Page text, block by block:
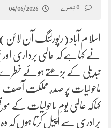
04/06/2026
اسلا م آباد (رپورٹنگ آن
نے کہاہے کہ عالمی برداری
تبدیلی کے بڑھتے ہوئے خطرے
ماحولیات پر صدرِ مملکت آصف
کہاکہ عالمی یومِ ماحولیات کے
برادری سے اپیل کرتا ہوں کہ وہ